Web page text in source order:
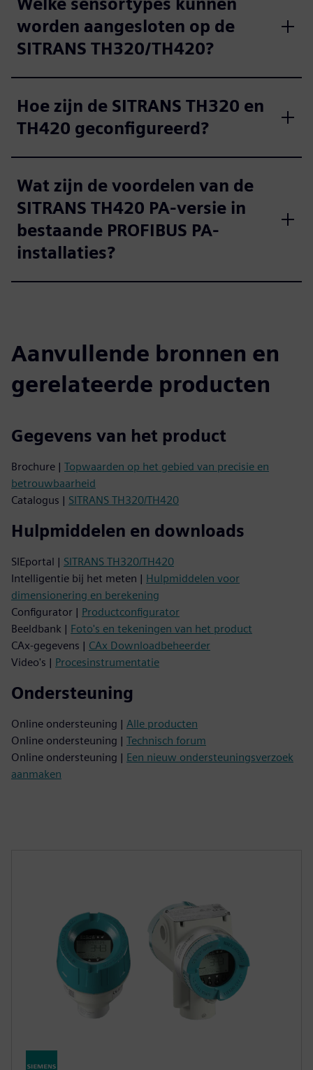
Welke sensortypes kunnen
worden aangesloten op de
SITRANS TH320/TH420?
Hoe zijn de SITRANS TH320 en
TH420 geconfigureerd?
Wat zijn de voordelen van de
SITRANS TH420 PA-versie in
bestaande PROFIBUS PA-
installaties?
Aanvullende bronnen en
gerelateerde producten
Gegevens van het product
Brochure | Topwaarden op het gebied van precisie en
betrouwbaarheid
Catalogus | SITRANS TH320/TH420
Hulpmiddelen en downloads
SIEportal | SITRANS TH320/TH420
Intelligentie bij het meten | Hulpmiddelen voor
dimensionering en berekening
Configurator | Productconfigurator
Beeldbank | Foto's en tekeningen van het product
CAx-gegevens | CAx Downloadbeheerder
Video's | Procesinstrumentatie
Ondersteuning
Online ondersteuning | Alle producten
Online ondersteuning | Technisch forum
Online ondersteuning | Een nieuw ondersteuningsverzoek
aanmaken